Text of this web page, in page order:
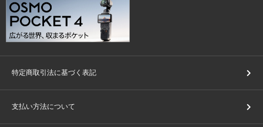
特定商取引法に基づく表記
支払い方法について